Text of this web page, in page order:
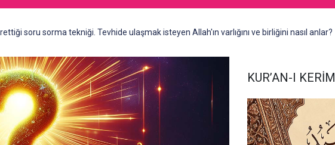
soru sorma tekniği. Tevhide ulaşmak isteyen Allah'ın varlığını ve birliğini nasıl anlar?
KUR’AN-I KERİM